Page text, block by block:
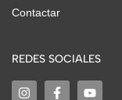
Contactar
REDES SOCIALES